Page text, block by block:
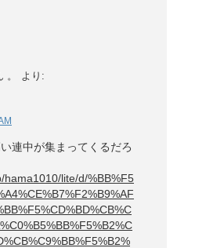
。 より:
連中が集まってくるだろ
hama1010/lite/d/%BB%F5